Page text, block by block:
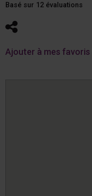
Basé sur 12 évaluations
Partager
Ajouter à mes favoris